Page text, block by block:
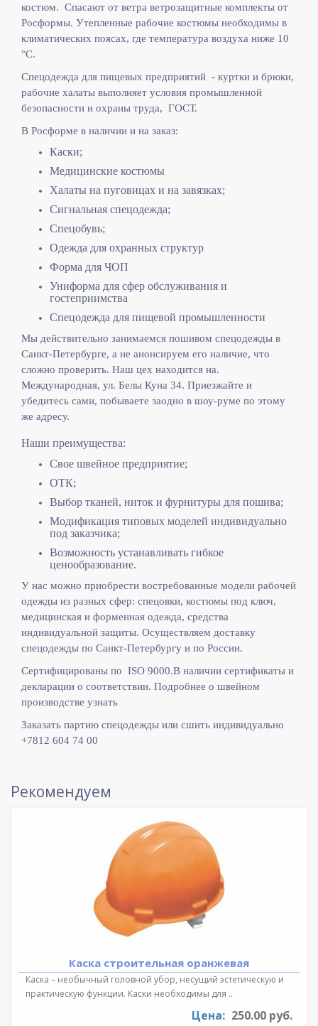
костюм. Спасают от ветра ветрозащитные комплекты от
Росформы. Утепленные рабочие костюмы необходимы в
климатических поясах, где температура воздуха ниже 10
°C.
Спецодежда для пищевых предприятий - куртки и брюки,
рабочие халаты выполняет условия промышленной
безопасности и охраны труда, ГОСТ.
В Росформе в наличии и на заказ:
Каски;
Медицинские костюмы
Халаты на пуговицах и на завязках;
Сигнальная спецодежда;
Спецобувь;
Одежда для охранных структур
Форма для ЧОП
Униформа для сфер обслуживания и
гостеприимства
Спецодежда для пищевой промышленности
Мы действительно занимаемся пошивом спецодежды в
Санкт-Петербурге, а не анонсируем его наличие, что
сложно проверить. Наш цех находится на.
Международная, ул. Белы Куна 34. Приезжайте и
убедитесь сами, побываете заодно в шоу-руме по этому
же адресу.
Наши преимущества:
Свое швейное предприятие;
ОТК;
Выбор тканей, ниток и фурнитуры для пошива;
Модификация типовых моделей индивидуально
под заказчика;
Возможность устанавливать гибкое
ценообразование.
У нас можно приобрести востребованные модели рабочей
одежды из разных сфер: спецовки, костюмы под ключ,
медицинская и форменная одежда, средства
индивидуальной защиты. Осуществляем доставку
спецодежды по Санкт-Петербургу и по России.
Сертифицированы по ISO 9000.В наличии сертификаты и
декларации о соответствии. Подробнее о швейном
производстве узнать
Заказать партию спецодежды или сшить индивидуально
+7812 604 74 00
Рекомендуем
Каска строительная оранжевая
Каска – необычный головной убор, несущий эстетическую и
практическую функции. Каски необходимы для ..
Цена: 250.00 руб.